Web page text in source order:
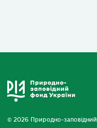
© 2026 Природно-